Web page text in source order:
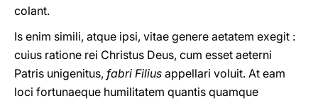
colant.
Is enim simili, atque ipsi, vitae genere aetatem exegit :
cuius ratione rei Christus Deus, cum esset aeterni
Patris unigenitus, fabri Filius appellari voluit. At eam
loci fortunaeque humilitatem quantis quamque